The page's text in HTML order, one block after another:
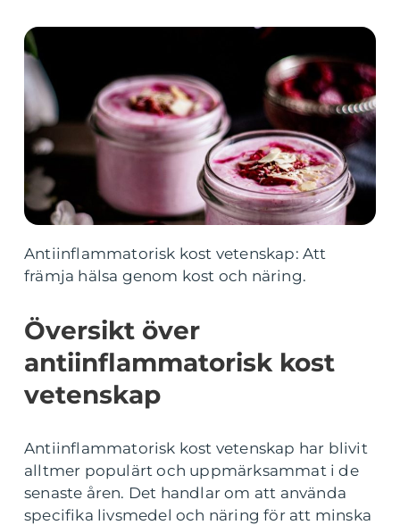
Antiinflammatorisk kost vetenskap: Att
främja hälsa genom kost och näring.
Översikt över
antiinflammatorisk kost
vetenskap
Antiinflammatorisk kost vetenskap har blivit
alltmer populärt och uppmärksammat i de
senaste åren. Det handlar om att använda
specifika livsmedel och näring för att minska